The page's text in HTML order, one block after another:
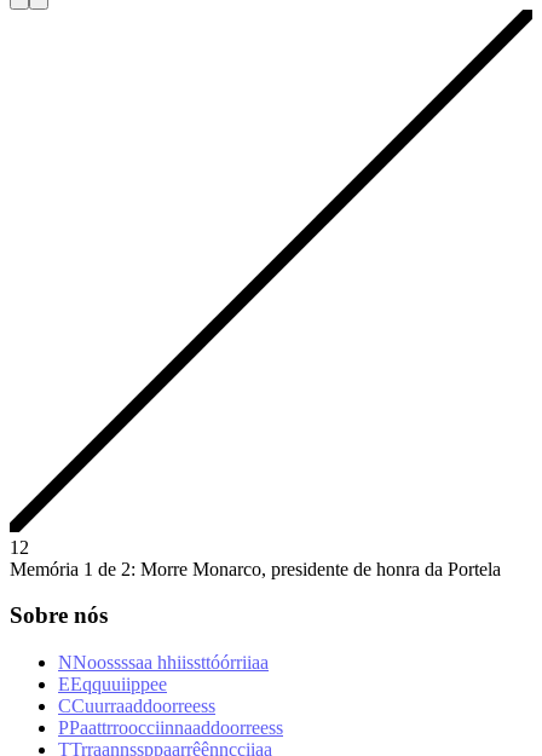
1 2
Memória 1 de 2: Morre Monarco, presidente de honra da Portela
Sobre nós
NNoossssaa hhiissttóórriiaa
EEqquuiippee
CCuurraaddoorreess
PPaattrroocciinnaaddoorreess
TTrraannssppaarrêênncciiaa